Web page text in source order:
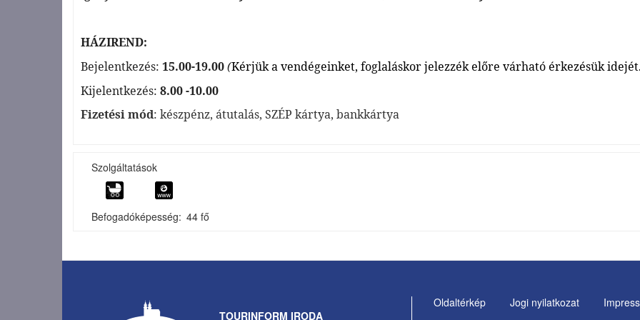
HÁZIREND:
Bejelentkezés: 15.00-19.00(Kérjük a vendégeinket, foglaláskor jelezzék előre várható érkezésük
Kijelentkezés: 8.00 -10.00
Fizetési mód: készpénz, átutalás, SZÉP kártya, bankkártya
Szolgáltatások
Befogadóképesség 44 fő
TOURINFORM IRODA
Oldaltérkép Jogi nyilatkozat